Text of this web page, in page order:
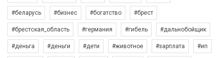
#беларусь #бизнес #богатство #брест
#брестская_область #германия #гибель #дальнобойщик
#деньга #деньги #дети #животное #зарплата #ип